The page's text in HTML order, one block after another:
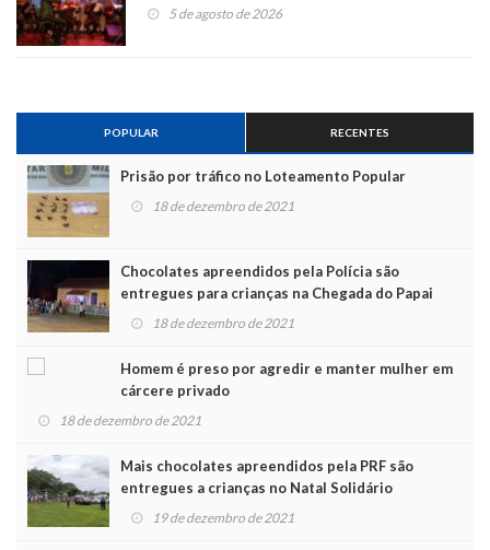
5 de agosto de 2026
POPULAR RECENTES
Prisão por tráfico no Loteamento Popular
18 de dezembro de 2021
Chocolates apreendidos pela Polícia são
entregues para crianças na Chegada do Papai
Noel
18 de dezembro de 2021
Homem é preso por agredir e manter mulher em
cárcere privado
18 de dezembro de 2021
Mais chocolates apreendidos pela PRF são
entregues a crianças no Natal Solidário
19 de dezembro de 2021